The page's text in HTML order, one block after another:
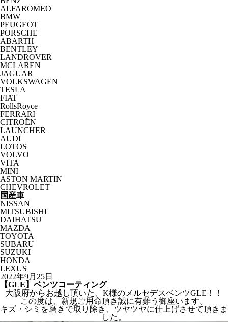
ALFAROMEO
BMW
PEUGEOT
PORSCHE
ABARTH
BENTLEY
LANDROVER
MCLAREN
JAGUAR
VOLKSWAGEN
TESLA
FIAT
RollsRoyce
FERRARI
CITROËN
LAUNCHER
AUDI
LOTOS
VOLVO
VITA
MINI
ASTON MARTIN
CHEVROLET
国産車
NISSAN
MITSUBISHI
DAIHATSU
MAZDA
TOYOTA
SUBARU
SUZUKI
HONDA
LEXUS
2022年9月25日
【GLE】ベンツコーティング
大阪府からお越し頂いた、K様のメルセデスベンツGLE！！
この度は、新規ご用命頂き誠に有難う御座います。
キズ・シミを磨きで取り除き、ツヤツヤに仕上げさせて頂きま
した。